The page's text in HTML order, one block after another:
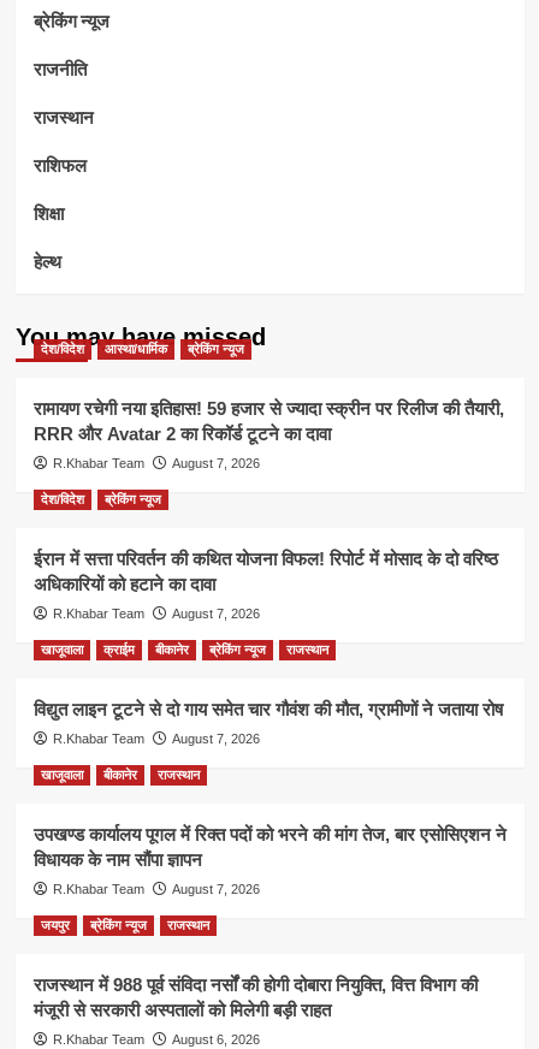
ब्रेकिंग न्यूज
राजनीति
राजस्थान
राशिफल
शिक्षा
हेल्थ
You may have missed
देश/विदेश आस्था/धार्मिक ब्रेकिंग न्यूज
रामायण रचेगी नया इतिहास! 59 हजार से ज्यादा स्क्रीन पर रिलीज की तैयारी,
RRR और Avatar 2 का रिकॉर्ड टूटने का दावा
R.Khabar Team August 7, 2026
देश/विदेश ब्रेकिंग न्यूज
ईरान में सत्ता परिवर्तन की कथित योजना विफल! रिपोर्ट में मोसाद के दो वरिष्ठ
अधिकारियों को हटाने का दावा
R.Khabar Team August 7, 2026
खाजूवाला क्राईम बीकानेर ब्रेकिंग न्यूज राजस्थान
विद्युत लाइन टूटने से दो गाय समेत चार गौवंश की मौत, ग्रामीणों ने जताया रोष
R.Khabar Team August 7, 2026
खाजूवाला बीकानेर राजस्थान
उपखण्ड कार्यालय पूगल में रिक्त पदों को भरने की मांग तेज, बार एसोसिएशन ने
विधायक के नाम सौंपा ज्ञापन
R.Khabar Team August 7, 2026
जयपुर ब्रेकिंग न्यूज राजस्थान
राजस्थान में 988 पूर्व संविदा नर्सों की होगी दोबारा नियुक्ति, वित्त विभाग की
मंजूरी से सरकारी अस्पतालों को मिलेगी बड़ी राहत
R.Khabar Team August 6, 2026